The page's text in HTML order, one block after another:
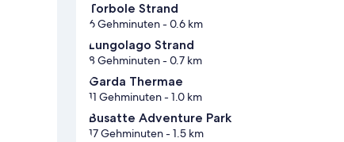
Torbole Strand
6 Gehminuten- 0.6 km
Lungolago Strand
8 Gehminuten- 0.7 km
Garda Thermae
11 Gehminuten- 1.0 km
Busatte Adventure Park
17 Gehminuten- 1.5 km